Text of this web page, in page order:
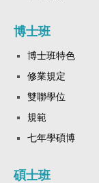
博士班
博士班特色
修業規定
雙聯學位
規範
七年學碩博
碩士班